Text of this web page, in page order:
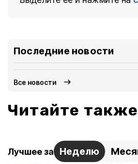
Последние новости
Все новости
Читайте также
Лучшее за Неделю